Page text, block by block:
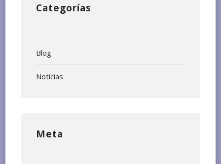
Categorías
Blog
Noticias
Meta